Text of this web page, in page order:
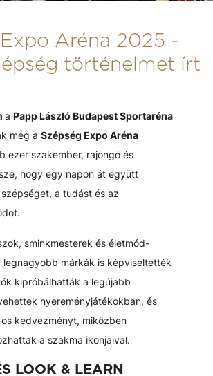
Aréna 2025 -
történelmet írt
a Papp László Budapest Sportaréna
meg a Szépség Expo Aréna
ezer szakember, rajongó és
hogy egy napon át együtt
a tudást és az
sminkmesterek és életmód-
legnagyobb márkák is képviseltették
kipróbálhatták a legújabb
nyereményjátékokban, és
kedvezményt, miközben
a szakma ikonjaival.
LOOK & LEARN